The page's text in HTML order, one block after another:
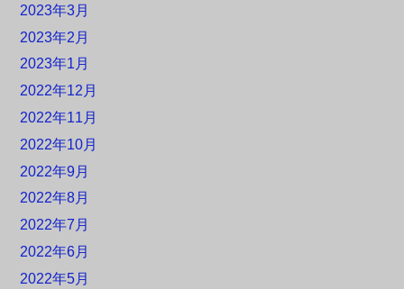
2023年3月
2023年2月
2023年1月
2022年12月
2022年11月
2022年10月
2022年9月
2022年8月
2022年7月
2022年6月
2022年5月